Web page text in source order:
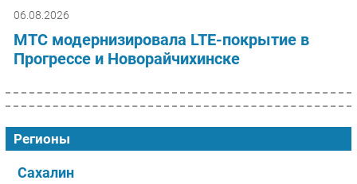
06.08.2026
МТС модернизировала LTE-покрытие в
Прогрессе и Новорайчихинске
Регионы
Сахалин